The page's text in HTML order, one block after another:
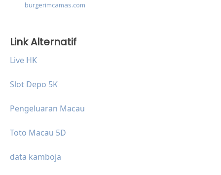
burgerimcamas.com
Link Alternatif
Live HK
Slot Depo 5K
Pengeluaran Macau
Toto Macau 5D
data kamboja